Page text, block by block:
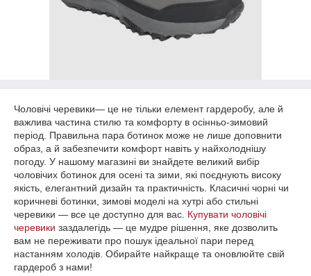
Чоловічі черевики— це не тільки елемент гардеробу, але й
важлива частина стилю та комфорту в осінньо-зимовий
період. Правильна пара ботинок може не лише доповнити
образ, а й забезпечити комфорт навіть у найхолоднішу
погоду. У нашому магазині ви знайдете великий вибір
чоловічих ботинок для осені та зими, які поєднують високу
якість, елегантний дизайн та практичність. Класичні чорні чи
коричневі ботинки, зимові моделі на хутрі або стильні
черевики — все це доступно для вас. Купувати чоловічі
черевики заздалегідь — це мудре рішення, яке дозволить
вам не переживати про пошук ідеальної пари перед
настанням холодів. Обирайте найкраще та оновлюйте свій
гардероб з нами!